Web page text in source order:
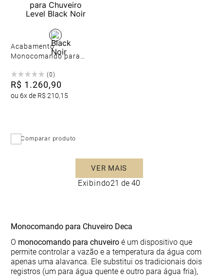
Acabamento
Monocomando para
(0 )
R$ 1 .260,90
ou6x de R$ 210,15
Comparar produto
Exibindo21 de 40
Monocomando para Chuveiro Deca
O monocomando para chuveiro é um dispositivo que
permite controlar a vazão e a temperatura da água com
apenas uma alavanca. Ele substitui os tradicionais dois
registros (um para água quente e outro para água fria),